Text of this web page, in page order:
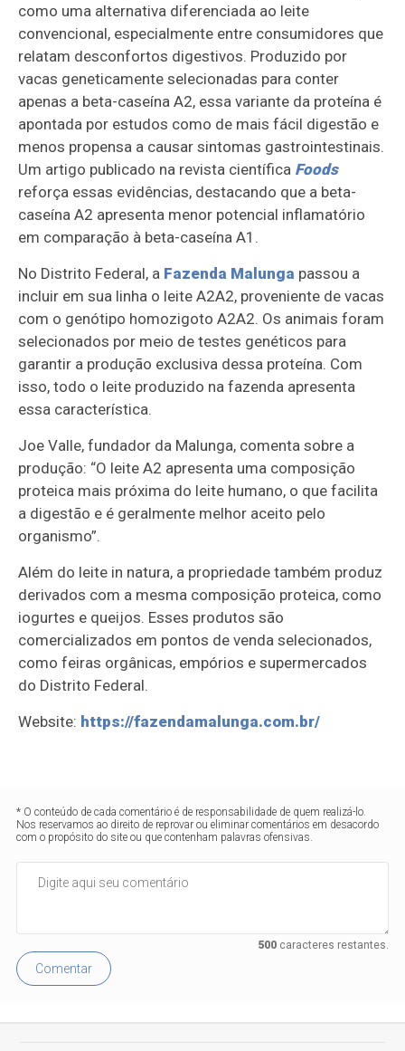
como uma alternativa diferenciada ao leite
convencional, especialmente entre consumidores que
relatam desconfortos digestivos. Produzido por
vacas geneticamente selecionadas para conter
apenas a beta-caseína A2, essa variante da proteína é
apontada por estudos como de mais fácil digestão e
menos propensa a causar sintomas gastrointestinais.
Um artigo publicado na revista científica Foods
reforça essas evidências, destacando que a beta-
caseína A2 apresenta menor potencial inflamatório
em comparação à beta-caseína A1.
No Distrito Federal, a Fazenda Malunga passou a
incluir em sua linha o leite A2A2, proveniente de vacas
com o genótipo homozigoto A2A2. Os animais foram
selecionados por meio de testes genéticos para
garantir a produção exclusiva dessa proteína. Com
isso, todo o leite produzido na fazenda apresenta
essa característica.
Joe Valle, fundador da Malunga, comenta sobre a
produção: “O leite A2 apresenta uma composição
proteica mais próxima do leite humano, o que facilita
a digestão e é geralmente melhor aceito pelo
organismo”.
Além do leite in natura, a propriedade também produz
derivados com a mesma composição proteica, como
iogurtes e queijos. Esses produtos são
comercializados em pontos de venda selecionados,
como feiras orgânicas, empórios e supermercados
do Distrito Federal.
Website: https://fazendamalunga.com.br/
* O conteúdo de cada comentário é de responsabilidade de quem realizá-lo.
Nos reservamos ao direito de reprovar ou eliminar comentários em desacordo
com o propósito do site ou que contenham palavras ofensivas.
500caracteres restantes.
Comentar